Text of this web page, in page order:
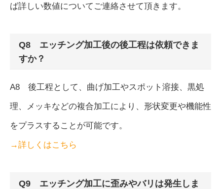
ば詳しい数値についてご連絡させて頂きます。
Q8 エッチング加工後の後工程は依頼できま
すか？
A8 後工程として、曲げ加工やスポット溶接、黒処
理、メッキなどの複合加工により、形状変更や機能性
をプラスすることが可能です。
→詳しくはこちら
Q9 エッチング加工に歪みやバリは発生しま